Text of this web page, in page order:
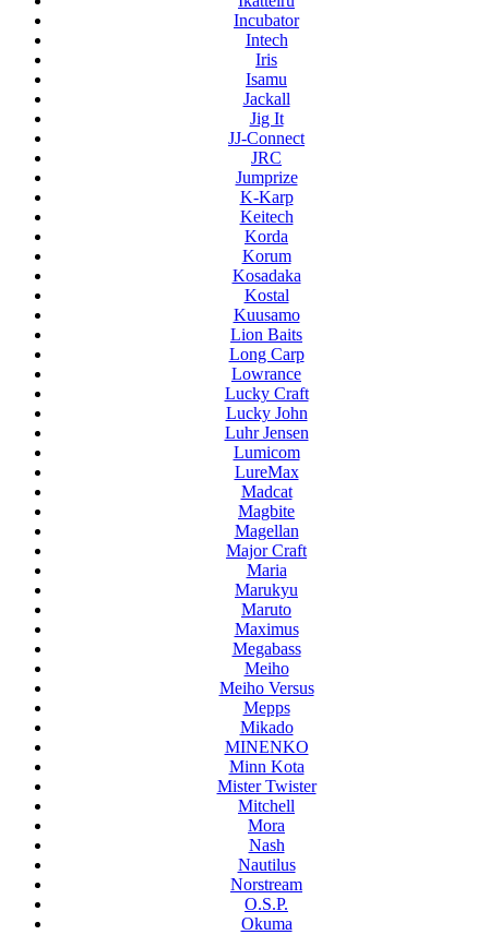
Incubator
Intech
Iris
Isamu
Jackall
Jig It
JJ-Connect
JRC
Jumprize
K-Karp
Keitech
Korda
Korum
Kosadaka
Kostal
Kuusamo
Lion Baits
Long Carp
Lowrance
Lucky Craft
Lucky John
Luhr Jensen
Lumicom
LureMax
Madcat
Magbite
Magellan
Major Craft
Maria
Marukyu
Maruto
Maximus
Megabass
Meiho
Meiho Versus
Mepps
Mikado
MINENKO
Minn Kota
Mister Twister
Mitchell
Mora
Nash
Nautilus
Norstream
O.S.P.
Okuma